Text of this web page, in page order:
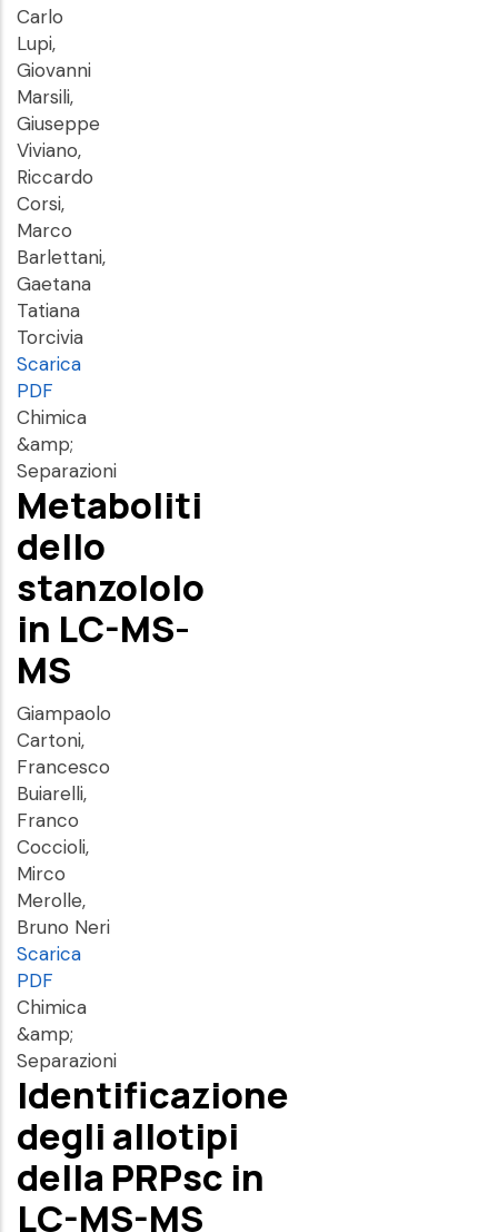
Carlo
Lupi,
Giovanni
Marsili,
Giuseppe
Viviano,
Riccardo
Corsi,
Marco
Barlettani,
Gaetana
Tatiana
Torcivia
Scarica
PDF
Chimica
&amp;
Separazioni
Metaboliti
dello
stanzololo
in LC-MS-
MS
Giampaolo
Cartoni,
Francesco
Buiarelli,
Franco
Coccioli,
Mirco
Merolle,
Bruno Neri
Scarica
PDF
Chimica
&amp;
Separazioni
Identificazione
degli allotipi
della PRPsc in
LC-MS-MS